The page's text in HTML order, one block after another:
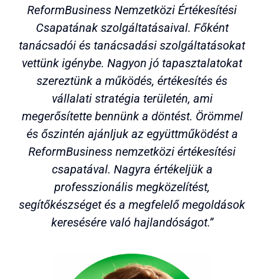
ReformBusiness Nemzetközi Értékesítési
Csapatának szolgáltatásaival. Főként
tanácsadói és tanácsadási szolgáltatásokat
vettünk igénybe. Nagyon jó tapasztalatokat
szereztünk a működés, értékesítés és
vállalati stratégia területén, ami
megerősítette bennünk a döntést. Örömmel
és őszintén ajánljuk az együttműködést a
ReformBusiness nemzetközi értékesítési
csapatával. Nagyra értékeljük a
professzionális megközelítést,
segítőkészséget és a megfelelő megoldások
keresésére való hajlandóságot.”